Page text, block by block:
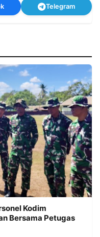
Telegram
Kodim
Bersama Petugas